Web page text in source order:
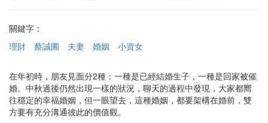
關鍵字：
理財
蔡誠圃 夫妻 婚姻 小資女
在年初時，朋友見面分2種：一種是已經結婚生子，一種是回家被催
婚。中秋過後仍然出現一樣的狀況，聊天的過程中發現，大家都嚮
往穩定的幸福婚姻，但一眼望去，這種婚姻，都要架構在婚前，雙
方要有充分溝通彼此的價值觀。